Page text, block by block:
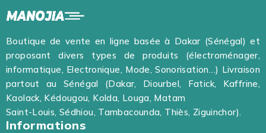
Boutique de vente en ligne basée à Dakar (Sénégal) et
proposant divers types de produits (électroménager,
informatique, Electronique, Mode, Sonorisation…) Livraison
partout au Sénégal (Dakar, Diourbel, Fatick, Kaffrine,
Kaolack, Kédougou, Kolda, Louga, Matam
Saint-Louis, Sédhiou, Tambacounda, Thiès, Ziguinchor).
Informations